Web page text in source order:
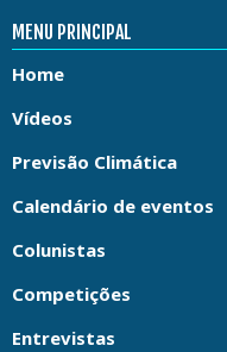
MENU PRINCIPAL
Home
Vídeos
Previsão Climática
Calendário de eventos
Colunistas
Competições
Entrevistas